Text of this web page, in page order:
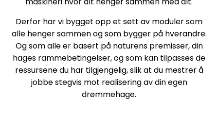
Derfor har vi bygget opp et sett av moduler som
alle henger sammen og som bygger på hverandre.
Og som alleer basert på naturens premisser, din
hages rammebetingelser, og som kan tilpasses de
ressursene du har tilgjengelig, slik at du mestrer å
jobbe stegvis mot realisering av din egen
drømmehage.